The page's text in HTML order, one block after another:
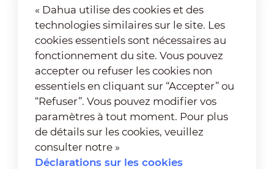
« Dahua utilise des cookies et des
technologies similaires sur le site. Les
cookies essentiels sont nécessaires au
fonctionnement du site. Vous pouvez
accepter ou refuser les cookies non
essentiels en cliquant sur “Accepter” ou
“Refuser”. Vous pouvez modifier vos
paramètres à tout moment. Pour plus
de détails sur les cookies, veuillez
consulter notre »
Déclarations sur les cookies